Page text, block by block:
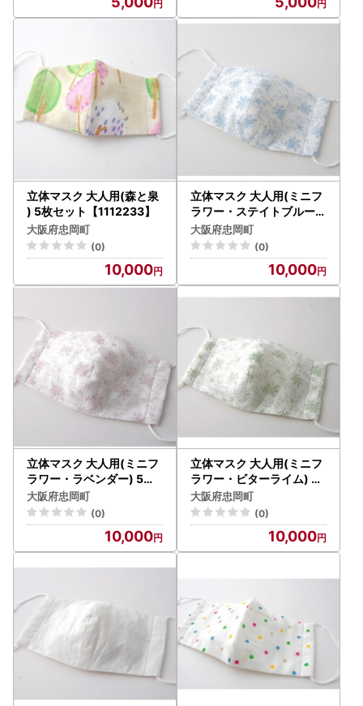
立体マスク 大人用(森と泉
) 5枚セット【1112233】
大阪府忠岡町
(0)
10,000
立体マスク 大人用(ミニフ
ラワー・ステイトブルー)
5枚セット【1112234】
大阪府忠岡町
(0)
10,000
立体マスク 大人用(ミニフ
ラワー・ラベンダー) 5枚
セット【1112235】
大阪府忠岡町
(0)
10,000
立体マスク 大人用(ミニフ
ラワー・ビターライム) 5
枚セット【1112236】
大阪府忠岡町
(0)
10,000